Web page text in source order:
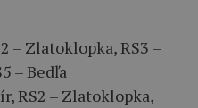
– Zlatoklopka, RS3 –
– Bedľa
RS2 – Zlatoklopka,